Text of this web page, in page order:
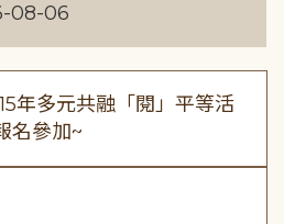
08-06
年多元共融「閱」平等活
名參加~